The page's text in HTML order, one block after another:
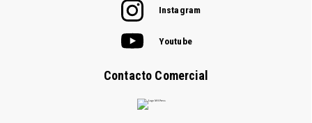
Instagram
Youtube
Contacto Comercial